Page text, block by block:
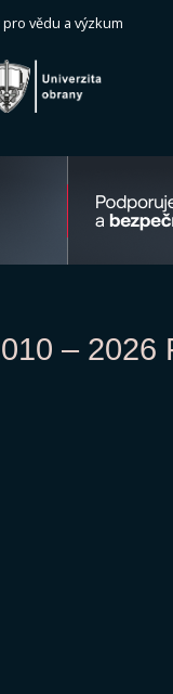
vědu a výzkum
– 2026